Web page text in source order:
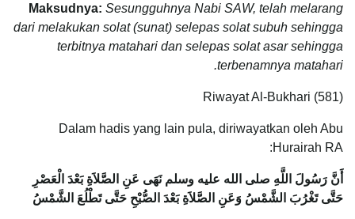
Maksudnya: Sesungguhnya Nabi SAW, telah melarang
dari melakukan solat (sunat) selepas solat subuh sehingga
terbitnya matahari dan selepas solat asar sehingga
terbenamnya matahari.
Riwayat Al-Bukhari (581)
Dalam hadis yang lain pula, diriwayatkan oleh Abu
Hurairah RA:
أَنَّ رَسُولَ اللَّهِ صلى الله عليه وسلم نَهَى عَنِ الصَّلاَةِ بَعْدَ الْعَصْرِ
حَتَّى تَغْرُبَ الشَّمْسُ وَعَنِ الصَّلاَةِ بَعْدَ الصُّبْحِ حَتَّى تَطْلُعَ الشَّمْسُ